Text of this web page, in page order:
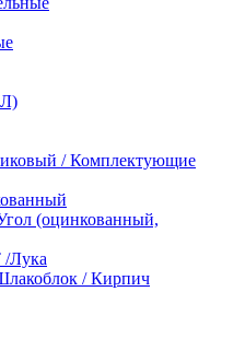
/ Комплектующие
(оцинкованный,
Лука
/ Кирпич